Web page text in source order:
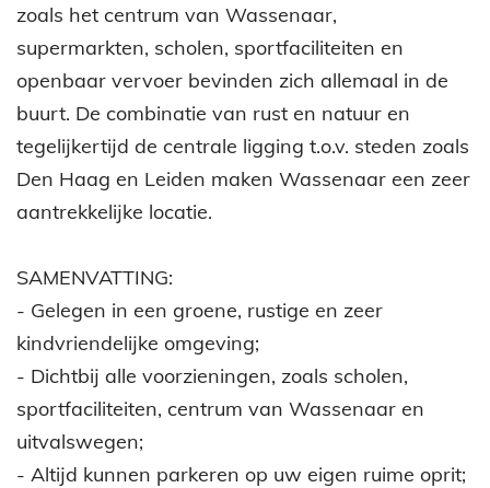
zoals het centrum van Wassenaar,
supermarkten, scholen, sportfaciliteiten en
openbaar vervoer bevinden zich allemaal in de
buurt. De combinatie van rust en natuur en
tegelijkertijd de centrale ligging t.o.v. steden zoals
Den Haag en Leiden maken Wassenaar een zeer
aantrekkelijke locatie.
SAMENVATTING:
- Gelegen in een groene, rustige en zeer
kindvriendelijke omgeving;
- Dichtbij alle voorzieningen, zoals scholen,
sportfaciliteiten, centrum van Wassenaar en
uitvalswegen;
- Altijd kunnen parkeren op uw eigen ruime oprit;